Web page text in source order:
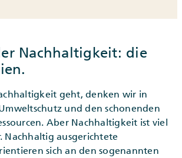
Nachhaltigkeit: die
geht, denken wir in
und den schonenden
Aber Nachhaltigkeit ist viel
Nachhaltig ausgerichtete
sich an den sogenannten